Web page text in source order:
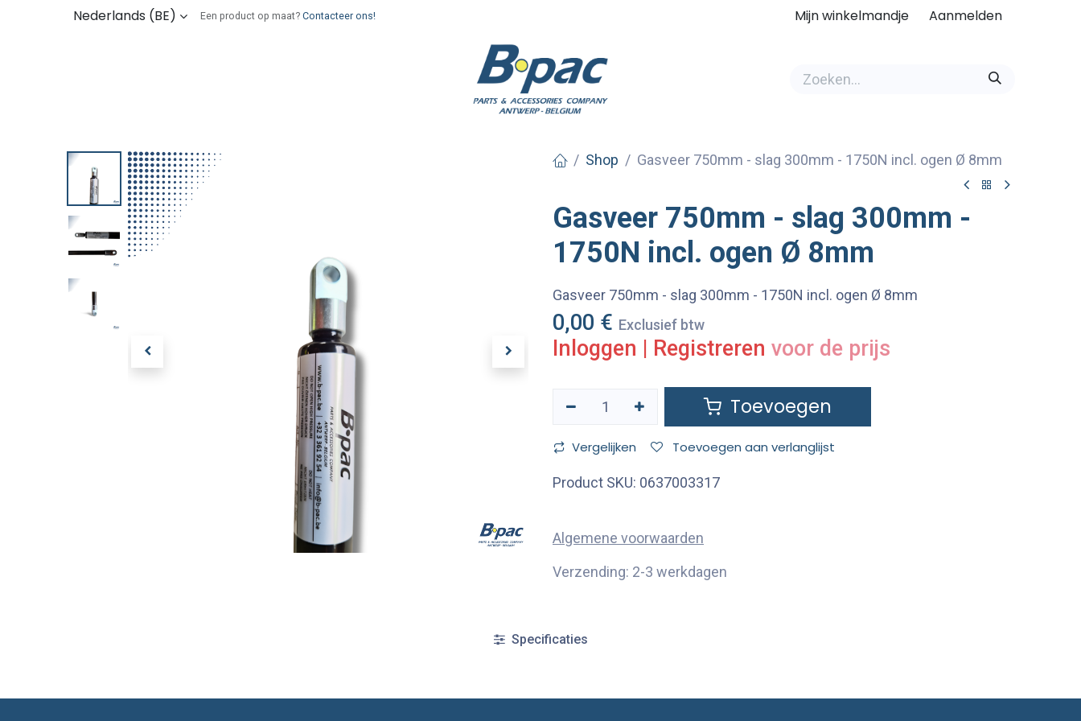
Overslaan naar inhoudNederlands (BE) Een product op maat? Contacteer ons! Mijn winkelmandje Aanmelden
Shop Gasveer 750mm - slag 300mm - 1750N incl. ogen Ø 8mm
Gasveer 750mm - slag 300mm -
1750N incl. ogen Ø 8mm
Gasveer 750mm - slag 300mm - 1750N incl. ogen Ø 8mm
0,00 € Exclusief btw
Inloggen | Registreren voor de prijs
Toevoegen
Vergelijken Toevoegen aan verlanglijst
Product SKU: 0637003317
Algemene voorwaarden
Verzending: 2-3 werkdagen
Specificaties